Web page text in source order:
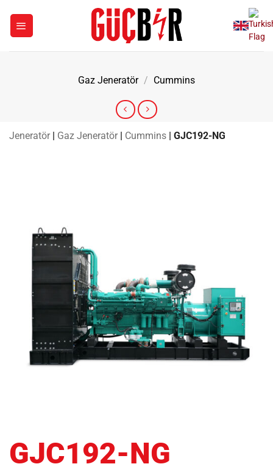
Gaz Jeneratör / Cummins
Jeneratör | Gaz Jeneratör | Cummins | GJC192-NG
GJC192-NG